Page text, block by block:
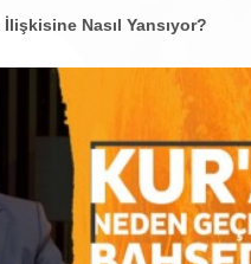
Nasıl Yansıyor?